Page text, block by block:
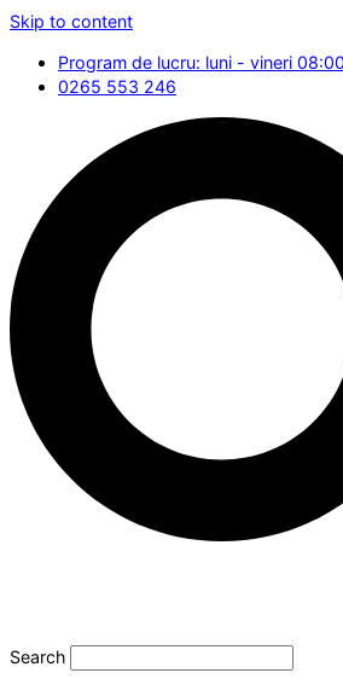
Skip to content
Program de lucru: luni - vineri
0265 553 246
Search